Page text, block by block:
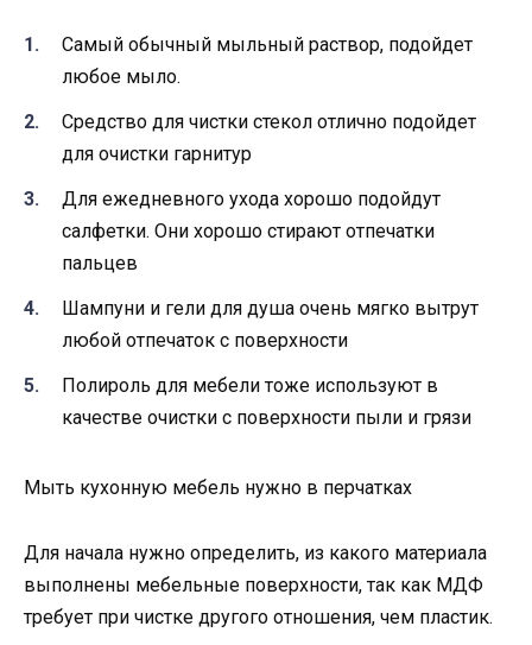
Самый обычный мыльный раствор, подойдет
любое мыло.
Средство для чистки стекол отлично подойдет
для очистки гарнитур
Для ежедневного ухода хорошо подойдут
салфетки. Они хорошо стирают отпечатки
пальцев
Шампуни и гели для душа очень мягко вытрут
любой отпечаток с поверхности
Полироль для мебели тоже используют в
качестве очистки с поверхности пыли и грязи
Мыть кухонную мебель нужно в перчатках
Для начала нужно определить, из какого материала
выполнены мебельные поверхности, так как МДФ
требует при чистке другого отношения, чем пластик.